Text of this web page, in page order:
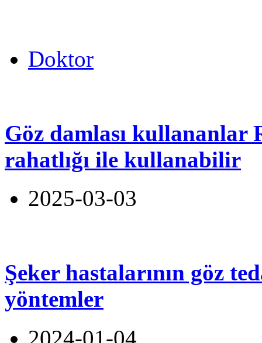
Doktor
Göz damlası kullananlar
rahatlığı ile kullanabilir
2025-03-03
Şeker hastalarının göz
yöntemler
2024-01-04